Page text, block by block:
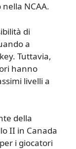
NCAA.
di
a
Tuttavia,
hanno
livelli a
della
II in Canada
i giocatori